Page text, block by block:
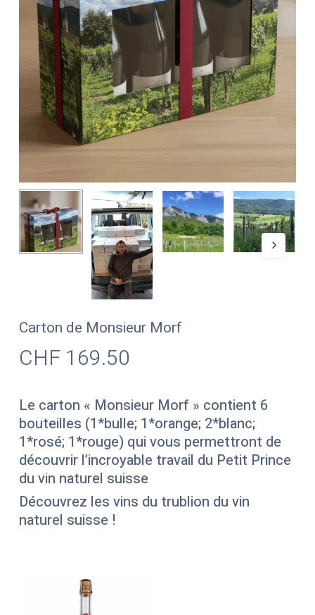
Carton de Monsieur Morf
CHF 169.50
Le carton « Monsieur Morf » contient 6
bouteilles (1*bulle; 1*orange; 2*blanc;
1*rosé; 1*rouge) qui vous permettront de
découvrir l’incroyable travail du Petit Prince
du vin naturel suisse
Découvrez les vins du trublion du vin
naturel suisse !